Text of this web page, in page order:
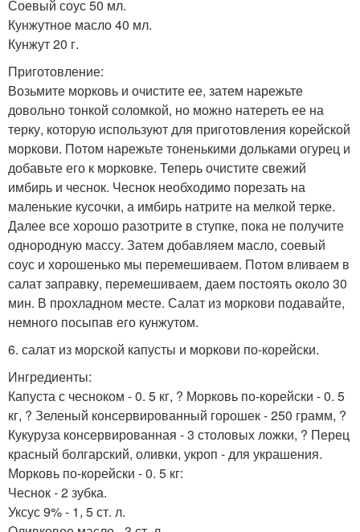
Соевый соус 50 мл.
Кунжутное масло 40 мл.
Кунжут 20 г.
Приготовление:
Возьмите морковь и очистите ее, затем нарежьте
довольно тонкой соломкой, но можно натереть ее на
терку, которую используют для приготовления корейской
моркови. Потом нарежьте тоненькими дольками огурец и
добавьте его к морковке. Теперь очистите свежий
имбирь и чеснок. Чеснок необходимо порезать на
маленькие кусочки, а имбирь натрите на мелкой терке.
Далее все хорошо разотрите в ступке, пока не получите
однородную массу. Затем добавляем масло, соевый
соус и хорошенько мы перемешиваем. Потом вливаем в
салат заправку, перемешиваем, даем постоять около 30
мин. В прохладном месте. Салат из моркови подавайте,
немного посыпав его кунжутом.
6. салат из морской капусты и моркови по-корейски.
Ингредиенты:
Капуста с чесноком - 0. 5 кг, ? Морковь по-корейски - 0. 5
кг, ? Зеленый консервированный горошек - 250 грамм, ?
Кукуруза консервированная - 3 столовых ложки, ? Перец
красный болгарский, оливки, укроп - для украшения.
Морковь по-корейски - 0. 5 кг:
Чеснок - 2 зубка.
Уксус 9% - 1, 5 ст. л.